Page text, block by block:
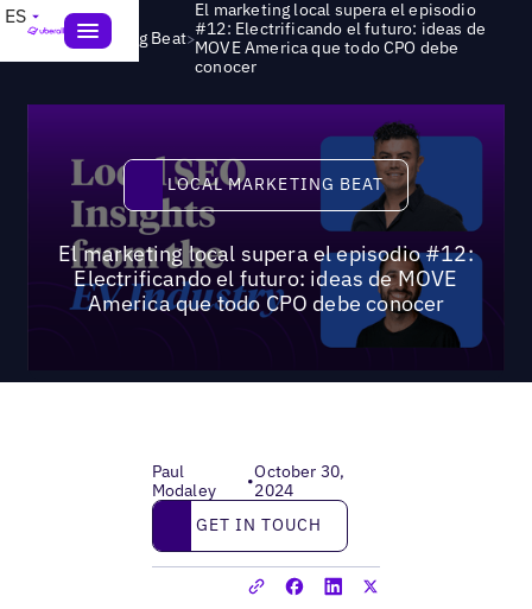
ES
Local Marketing Beat>
El marketing local supera el episodio
#12: Electrificando el futuro: ideas de
MOVE America que todo CPO debe
conocer
Local Marketing Beat
LOCAL MARKETING BEAT
El marketing local supera el episodio #12:
Electrificando el futuro: ideas de MOVE
America que todo CPO debe conocer
Paul
Modaley
•October 30,
2024
Get in touch
GET IN TOUCH